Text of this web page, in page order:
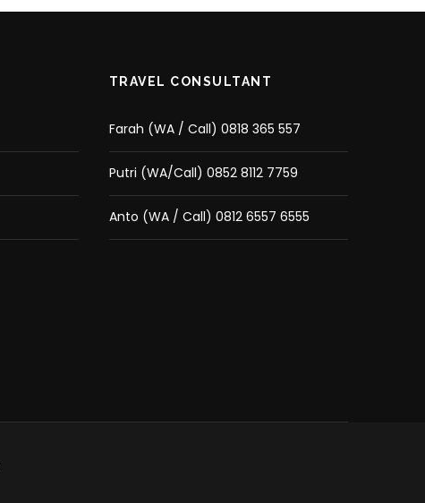
TRAVEL CONSULTANT
Farah (WA / Call) 0818 365 557
Putri (WA/Call) 0852 8112 7759
Anto (WA / Call) 0812 6557 6555